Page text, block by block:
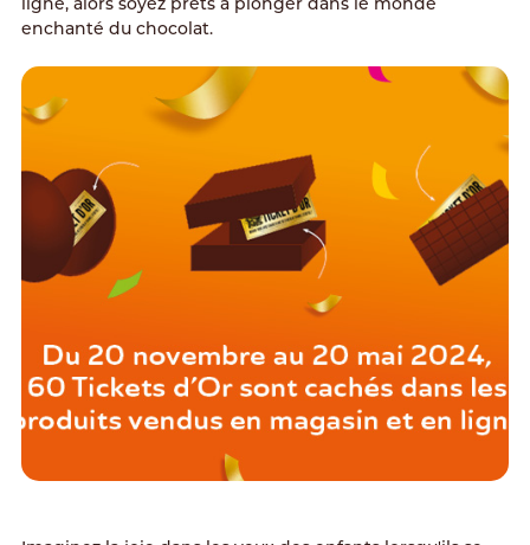
ligne, alors soyez prêts à plonger dans le monde
enchanté du chocolat.